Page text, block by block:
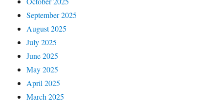
September 2025
August 2025
July 2025
June 2025
May 2025
April 2025
March 2025